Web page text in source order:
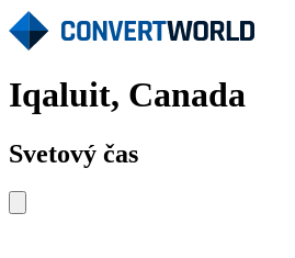
Iqaluit, Canada
Svetový čas